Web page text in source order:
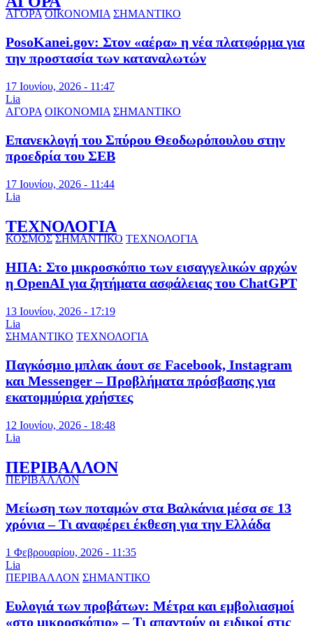
ΑΓΟΡΑ ΟΙΚΟΝΟΜΙΑ ΣΗΜΑΝΤΙΚΟ
PosoKanei.gov: Στον «αέρα» η νέα πλατφόρμα για
την προστασία των καταναλωτών
17 Ιουνίου, 2026 - 11:47
Lia
ΑΓΟΡΑ ΟΙΚΟΝΟΜΙΑ ΣΗΜΑΝΤΙΚΟ
Επανεκλογή του Σπύρου Θεοδωρόπουλου στην
προεδρία του ΣΕΒ
17 Ιουνίου, 2026 - 11:44
Lia
ΤΕΧΝΟΛΟΓΙΑ
ΚΟΣΜΟΣ ΣΗΜΑΝΤΙΚΟ ΤΕΧΝΟΛΟΓΙΑ
ΗΠΑ: Στο μικροσκόπιο των εισαγγελικών αρχών
η OpenAI για ζητήματα ασφάλειας του ChatGPT
13 Ιουνίου, 2026 - 17:19
Lia
ΣΗΜΑΝΤΙΚΟ ΤΕΧΝΟΛΟΓΙΑ
Παγκόσμιο μπλακ άουτ σε Facebook, Instagram
και Messenger – Προβλήματα πρόσβασης για
εκατομμύρια χρήστες
12 Ιουνίου, 2026 - 18:48
Lia
ΠΕΡΙΒΑΛΛΟΝ
ΠΕΡΙΒΑΛΛΟΝ
Μείωση των ποταμών στα Βαλκάνια μέσα σε 13
χρόνια – Τι αναφέρει έκθεση για την Ελλάδα
1 Φεβρουαρίου, 2026 - 11:35
Lia
ΠΕΡΙΒΑΛΛΟΝ ΣΗΜΑΝΤΙΚΟ
Ευλογιά των προβάτων: Μέτρα και εμβολιασμοί
«στο μικροσκόπιο» – Τι απαντούν οι ειδικοί στις